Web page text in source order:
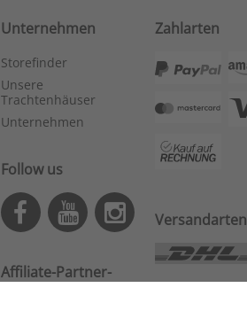
Unternehmen
Storefinder
Unsere
Trachtenhäuser
Unternehmen
Follow us
Affiliate-Partner­
Zahlarten
Versandarten